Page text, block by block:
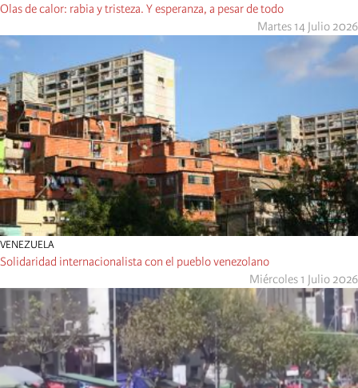
Olas de calor: rabia y tristeza. Y esperanza, a pesar de todo
Martes 14 Julio 2026
VENEZUELA
Solidaridad internacionalista con el pueblo venezolano
Miércoles 1 Julio 2026